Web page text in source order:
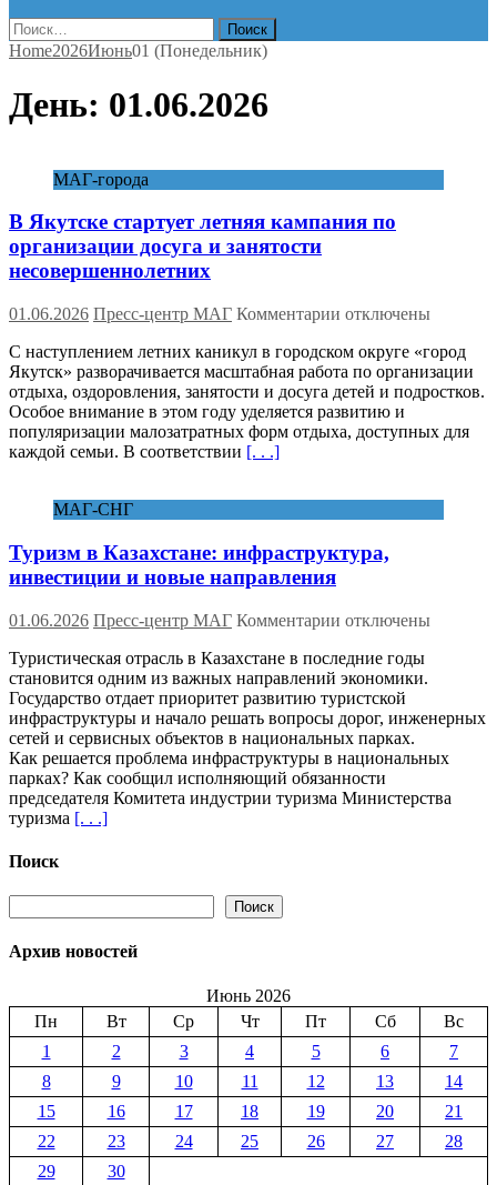
Найти:
Home2026Июнь01 (Понедельник)
День: 01.06.2026
МАГ-города
В Якутске стартует летняя кампания по
организации досуга и занятости
несовершеннолетних
01.06.2026 Пресс-центр МАГ Комментарии к
В
Якутске
стартует
летняя
кампания
отключены
С наступлением летних каникул в городском округе «город
Якутск» разворачивается масштабная работа по организации
отдыха, оздоровления, занятости и досуга детей и подростков.
Особое внимание в этом году уделяется развитию и
популяризации малозатратных форм отдыха, доступных для
каждой семьи. В соответствии [. . .]
МАГ-СНГ
Туризм в Казахстане: инфраструктура,
инвестиции и новые направления
01.06.2026 Пресс-центр МАГ Комментарии к
Туризм
в
Казахстане:
инфраструктура,
инвестиции
и
новые
направления
отключены
Туристическая отрасль в Казахстане в последние годы
становится одним из важных направлений экономики.
Государство отдает приоритет развитию туристской
инфраструктуры и начало решать вопросы дорог, инженерных
сетей и сервисных объектов в национальных парках.
Как решается проблема инфраструктуры в национальных
парках? Как сообщил исполняющий обязанности
председателя Комитета индустрии туризма Министерства
туризма [. . .]
Поиск
Поиск
Архив новостей
Июнь 2026
Пн
Вт Ср Чт Пт Сб
Вс
1
2 3 4 5 6
7
8
9 10 11 12 13
14
15
16 17 18 19 20
21
22
23 24 25 26 27
28
29
30